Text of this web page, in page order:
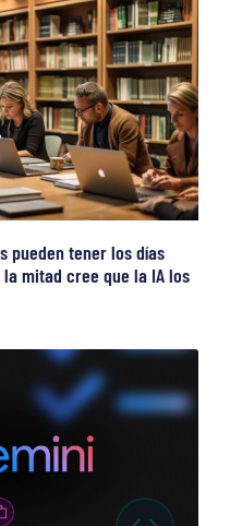
pueden tener los días
mitad cree que la IA los